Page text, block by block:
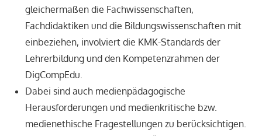
gleichermaßen die Fachwissenschaften,
Fachdidaktiken und die Bildungswissenschaften mit
einbeziehen, involviert die KMK-Standards der
Lehrerbildung und den Kompetenzrahmen der
DigCompEdu.
Dabei sind auch medienpädagogische
Herausforderungen und medienkritische bzw.
medienethische Fragestellungen zu berücksichtigen.